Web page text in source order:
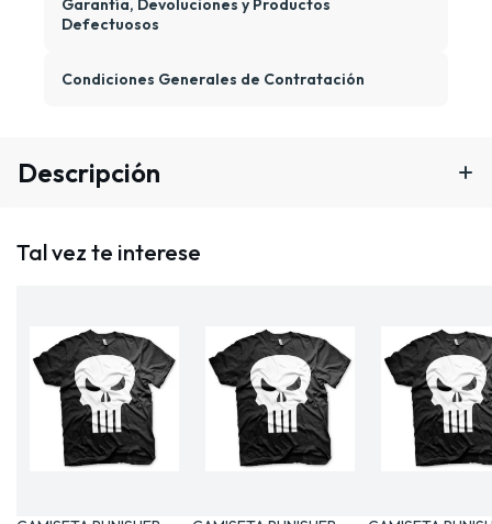
Garantía, Devoluciones y Productos
Defectuosos
Condiciones Generales de Contratación
Descripción
Tal vez te interese